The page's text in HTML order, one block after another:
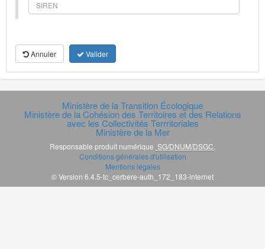
Annuler Valider
Ministère de la Transition Écologique
Ministère de la Cohésion des Territoires et des Relations
avec les Collectivités Terrritoriales
Ministère de la Mer
Responsable produit numérique SG/DNUM/DSGC
Conditions générales d'utilisation
Mentions légales
© Version 6.4.5-tc_cerbere-auth_172_183-internet